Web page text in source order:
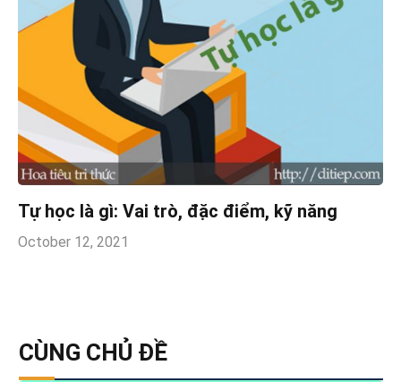
Tự học là gì: Vai trò, đặc điểm, kỹ năng
October 12, 2021
CÙNG CHỦ ĐỀ